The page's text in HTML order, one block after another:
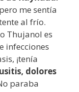
me sentía
al frío.
Thujanol es
infecciones
¡tenía
dolores
paraba